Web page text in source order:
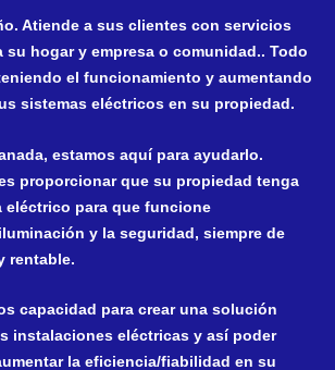
Atiende a sus clientes con servicios
su hogar y empresa o comunidad.. Todo
el funcionamiento y aumentando
sistemas eléctricos en su propiedad.
estamos aquí para ayudarlo.
proporcionar que su propiedad tenga
eléctrico para que funcione
y la seguridad, siempre de
rentable.
capacidad para crear una solución
instalaciones eléctricas y así poder
la eficiencia/fiabilidad en su